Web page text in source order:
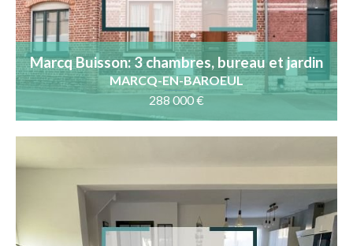
Marcq Buisson: 3 chambres, bureau et jardin
MARCQ-EN-BAROEUL
288 000 €